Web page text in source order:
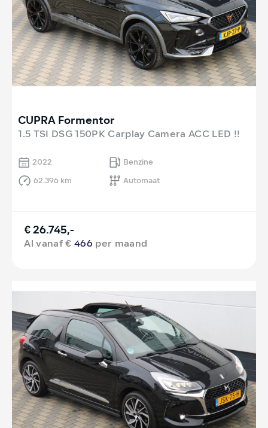
CUPRA Formentor
1.5 TSI DSG 150PK Carplay Camera ACC LED !!
2022
Benzine
62.396 km
Automaat
€ 26.745,-
Al vanaf €466 per maand